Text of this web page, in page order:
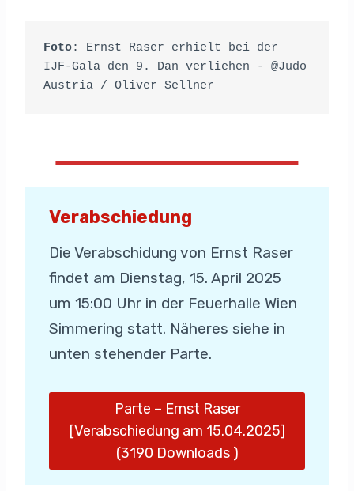
Foto: Ernst Raser erhielt bei der
IJF-Gala den 9. Dan verliehen - @Judo
Austria / Oliver Sellner
Verabschiedung
Die Verabschidung von Ernst Raser
findet am Dienstag, 15. April 2025
um 15:00 Uhr in der Feuerhalle Wien
Simmering statt. Näheres siehe in
unten stehender Parte.
Parte – Ernst Raser
[Verabschiedung am 15.04.2025]
(3190 Downloads )